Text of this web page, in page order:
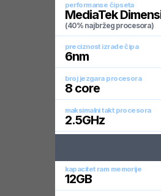
performanse čipseta
MediaTek
(40% najbržeg procesora)
preciznost izrade čipa
6nm
broj jezgara procesora
8core
maksimalni takt procesora
2.5GHz
kapacitet ram memorije
12GB